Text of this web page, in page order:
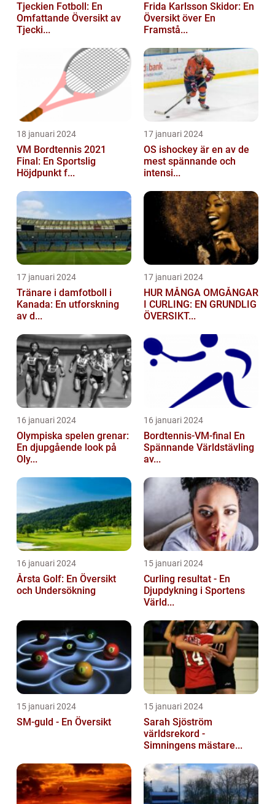
Tjeckien Fotboll: En
Omfattande Översikt av
Tjecki...
Frida Karlsson Skidor: En
Översikt över En
Framstå...
18 januari 2024
VM Bordtennis 2021
Final: En Sportslig
Höjdpunkt f...
17 januari 2024
OS ishockey är en av de
mest spännande och
intensi...
17 januari 2024
Tränare i damfotboll i
Kanada: En utforskning
av d...
17 januari 2024
HUR MÅNGA OMGÅNGAR
I CURLING: EN GRUNDLIG
ÖVERSIKT...
16 januari 2024
Olympiska spelen grenar:
En djupgående look på
Oly...
16 januari 2024
Bordtennis-VM-final En
Spännande Världstävling
av...
16 januari 2024
Årsta Golf: En Översikt
och Undersökning
15 januari 2024
Curling resultat - En
Djupdykning i Sportens
Värld...
15 januari 2024
SM-guld - En Översikt
15 januari 2024
Sarah Sjöström
världsrekord -
Simningens mästare...